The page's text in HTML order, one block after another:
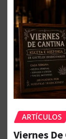
ARTÍCULOS
Viernes